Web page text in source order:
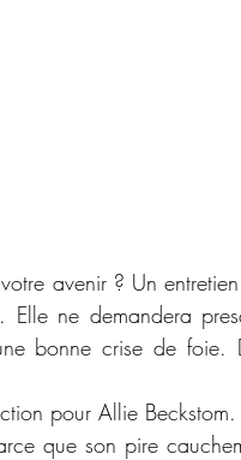
avenir ? Un
ne demandera
bonne crise de foie.
pour Allie
que son pire